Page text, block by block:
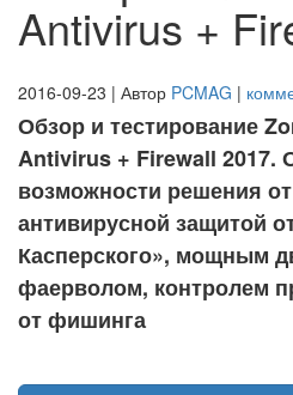
Antivirus +
2016-09-23 | Автор PCMAG |
Обзор и тестирование
Antivirus + Firewall 2017.
возможности решения
антивирусной защитой
Касперского», мощным
фаерволом, контролем
от фишинга